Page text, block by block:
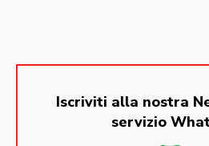
Iscriviti alla nostra
servizio